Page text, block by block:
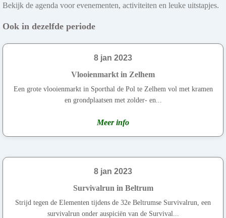
Bekijk de agenda voor evenementen, activiteiten en leuke uitstapjes.
Ook in dezelfde periode
8 jan 2023
Vlooienmarkt in Zelhem
Een grote vlooienmarkt in Sporthal de Pol te Zelhem vol met kramen
en grondplaatsen met zolder- en...
Meer info
8 jan 2023
Survivalrun in Beltrum
Strijd tegen de Elementen tijdens de 32e Beltrumse Survivalrun, een
survivalrun onder auspiciën van de Survival...